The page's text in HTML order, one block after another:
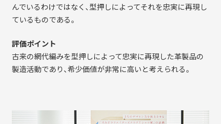
んでいるわけではなく、型押しによってそれを忠実に再現し
ているものである。
評価ポイント
古来の網代編みを型押しによって忠実に再現した革製品の
製造活動であり、希少価値が非常に高いと考えられる。